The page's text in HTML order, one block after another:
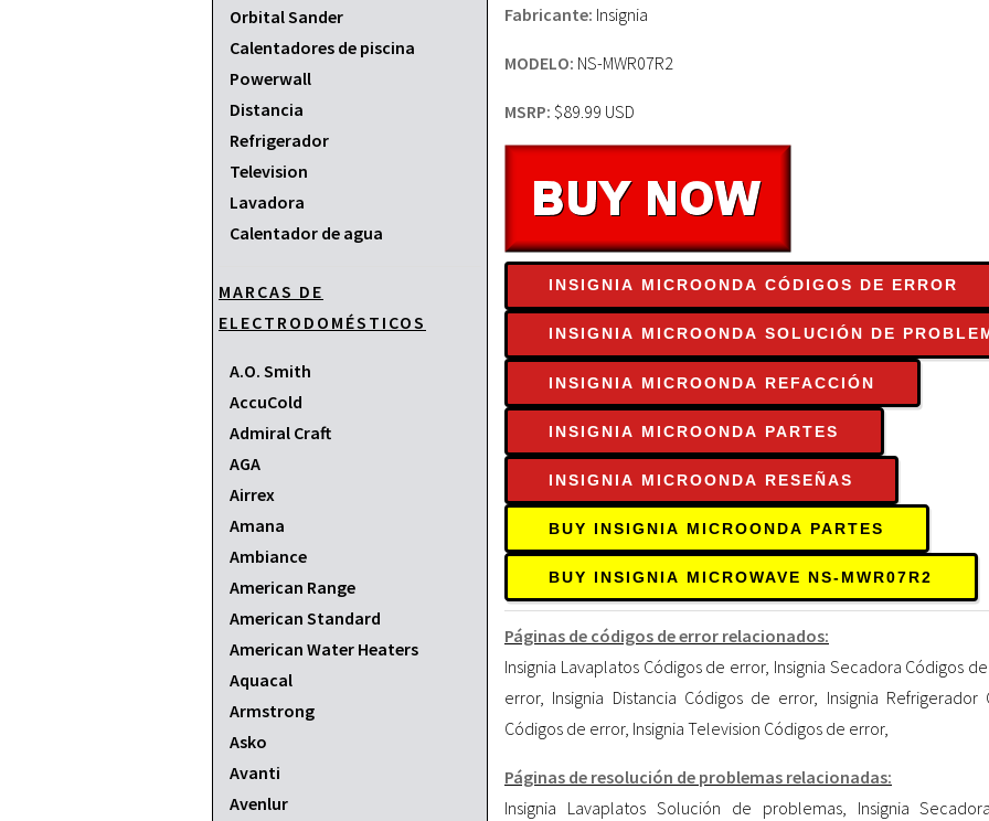
Orbital Sander
Calentadores de piscina
Powerwall
Distancia
Refrigerador
Television
Lavadora
Calentador de agua
MARCAS DE
ELECTRODOMÉSTICOS
A.O. Smith
AccuCold
Admiral Craft
AGA
Airrex
Amana
Ambiance
American Range
American Standard
American Water Heaters
Aquacal
Armstrong
Asko
Avanti
Avenlur
Fabricante: Insignia
MODELO: NS-MWR07R2
MSRP: $89.99 USD
INSIGNIA MICROONDA CÓDIGOS DE ERROR
INSIGNIA MICROONDA SOLUCIÓN DE
INSIGNIA MICROONDA REFACCIÓN
INSIGNIA MICROONDA PARTES
INSIGNIA MICROONDA RESEÑAS
BUY INSIGNIA MICROONDA PARTES
BUY INSIGNIA MICROWAVE NS-MWR07R2
Páginas de códigos de error relacionados:
Insignia Lavaplatos Códigos de error, Insignia Secadora Códigos
error, Insignia Distancia Códigos de error, Insignia
Códigos de error, Insignia Television Códigos de error,
Páginas de resolución de problemas relacionadas:
Insignia Lavaplatos Solución de problemas, Insignia